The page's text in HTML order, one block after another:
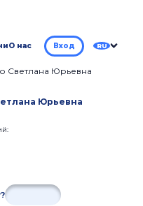
О нас Вход RU
Светлана Юрьевна
Юрьевна